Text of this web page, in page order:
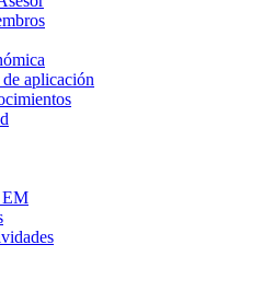
aplicación
EM